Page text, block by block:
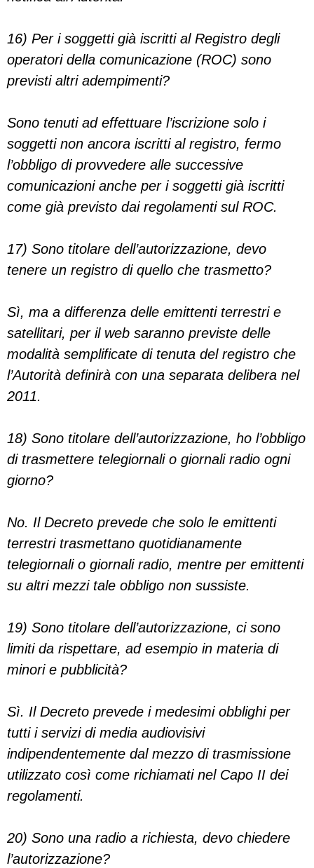
16) Per i soggetti già iscritti al Registro degli
operatori della comunicazione (ROC) sono
previsti altri adempimenti?
Sono tenuti ad effettuare l’iscrizione solo i
soggetti non ancora iscritti al registro, fermo
l’obbligo di provvedere alle successive
comunicazioni anche per i soggetti già iscritti
come già previsto dai regolamenti sul ROC.
17) Sono titolare dell’autorizzazione, devo
tenere un registro di quello che trasmetto?
Sì, ma a differenza delle emittenti terrestri e
satellitari, per il web saranno previste delle
modalità semplificate di tenuta del registro che
l’Autorità definirà con una separata delibera nel
2011.
18) Sono titolare dell’autorizzazione, ho l’obbligo
di trasmettere telegiornali o giornali radio ogni
giorno?
No. Il Decreto prevede che solo le emittenti
terrestri trasmettano quotidianamente
telegiornali o giornali radio, mentre per emittenti
su altri mezzi tale obbligo non sussiste.
19) Sono titolare dell’autorizzazione, ci sono
limiti da rispettare, ad esempio in materia di
minori e pubblicità?
Sì. Il Decreto prevede i medesimi obblighi per
tutti i servizi di media audiovisivi
indipendentemente dal mezzo di trasmissione
utilizzato così come richiamati nel Capo II dei
regolamenti.
20) Sono una radio a richiesta, devo chiedere
l’autorizzazione?